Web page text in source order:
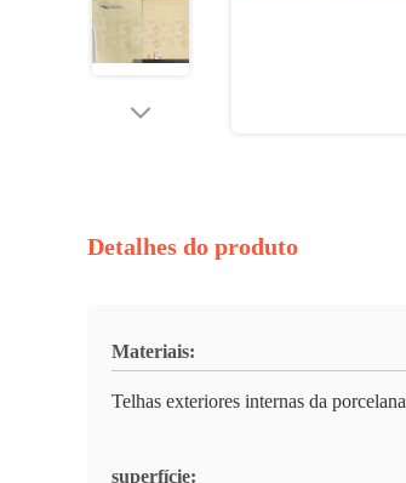
Detalhes do produto
Materiais:
Telhas exteriores internas da porcelana
superfície: